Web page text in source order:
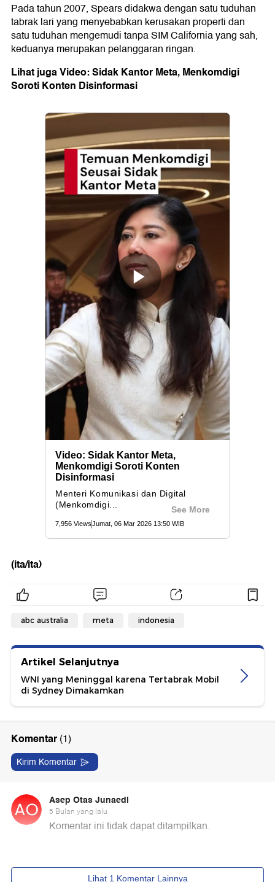
Pada tahun 2007, Spears didakwa dengan satu tuduhan
tabrak lari yang menyebabkan kerusakan properti dan
satu tuduhan mengemudi tanpa SIM California yang sah,
keduanya merupakan pelanggaran ringan.
Lihat juga Video: Sidak Kantor Meta, Menkomdigi
Soroti Konten Disinformasi
(ita/ita)
abc australia meta indonesia
Artikel Selanjutnya
WNI yang Meninggal karena Tertabrak Mobil
di Sydney Dimakamkan